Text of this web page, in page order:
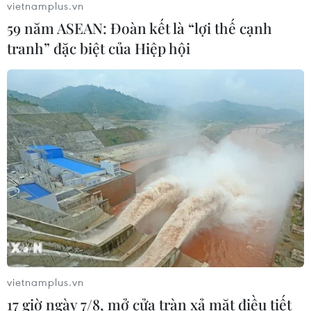
Động đất tại Venezuela: Số người
thiệt mạng đã tăng lên hơn 6.000
người
Xem thêm
CƠ QUAN CHỦ QUẢN: THÔNG TẤN XÃ VIỆT NAM
Tổng Biên tập: TRẦN TIẾN DUẨN
Phó Tổng Biên tập: NGUYỄN THỊ TÁM, KHÚC THANH
THỦY
vietnamplus.vn
59 năm ASEAN: Đoàn kết là “lợi thế cạnh
tranh” đặc biệt của Hiệp hội
vietnamplus.vn
17 giờ ngày 7/8, mở cửa tràn xả mặt điều tiết